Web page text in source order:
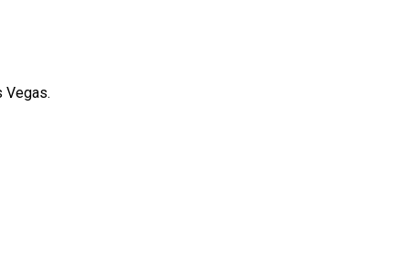
Vegas.